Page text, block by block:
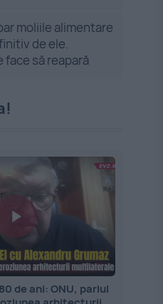
moliile alimentare
de ele.
face să reapară
de ani: ONU, pariul